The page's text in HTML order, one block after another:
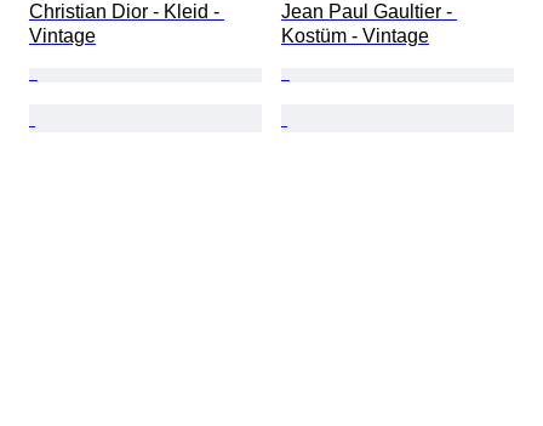
Christian Dior - Kleid -
Vintage
Jean Paul Gaultier -
Kostüm - Vintage